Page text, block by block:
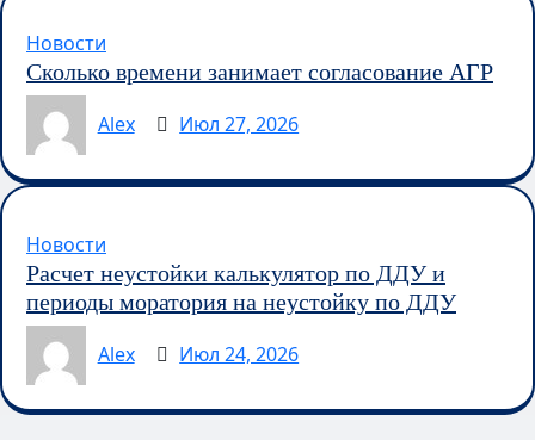
Новости
Сколько времени занимает согласование АГР
Alex
Июл 27, 2026
Новости
Расчет неустойки калькулятор по ДДУ и
периоды моратория на неустойку по ДДУ
Alex
Июл 24, 2026